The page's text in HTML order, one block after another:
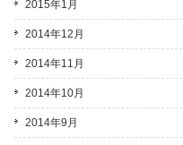
2015年1月
2014年12月
2014年11月
2014年10月
2014年9月